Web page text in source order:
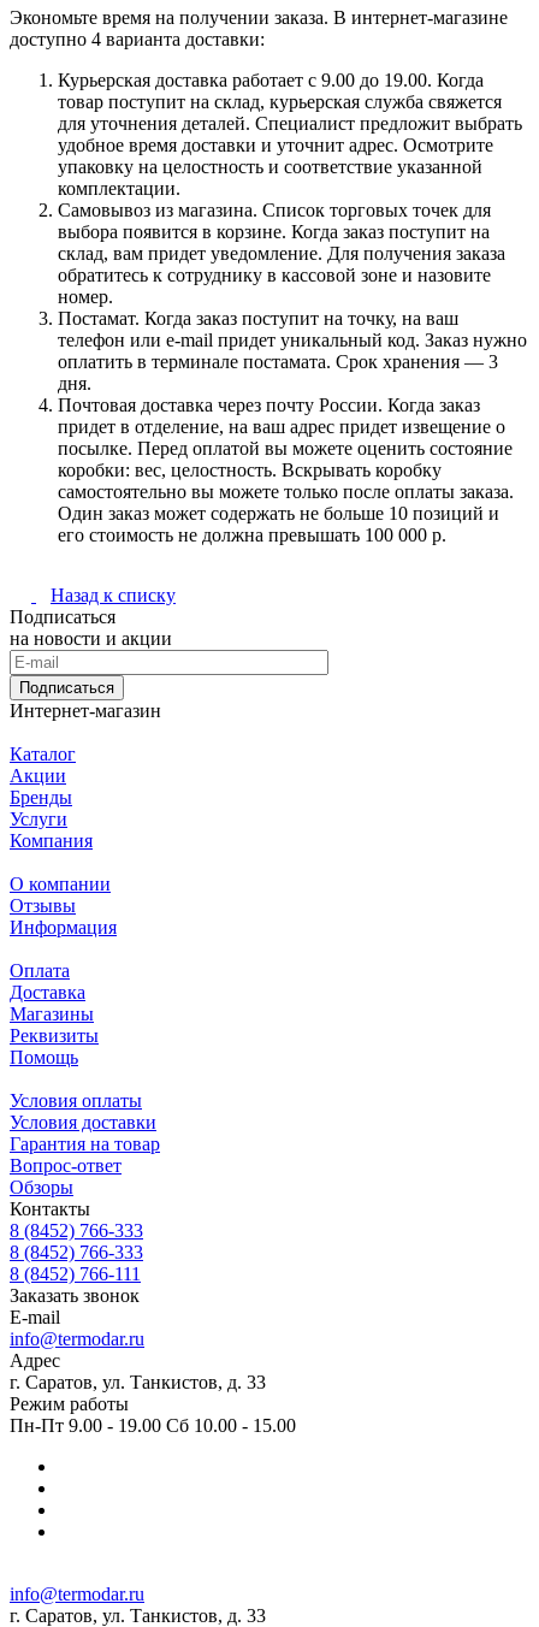
Экономьте время на получении заказа. В интернет-магазине
доступно 4 варианта доставки:
Курьерская доставка работает с 9.00 до 19.00. Когда
товар поступит на склад, курьерская служба свяжется
для уточнения деталей. Специалист предложит выбрать
удобное время доставки и уточнит адрес. Осмотрите
упаковку на целостность и соответствие указанной
комплектации.
Самовывоз из магазина. Список торговых точек для
выбора появится в корзине. Когда заказ поступит на
склад, вам придет уведомление. Для получения заказа
обратитесь к сотруднику в кассовой зоне и назовите
номер.
Постамат. Когда заказ поступит на точку, на ваш
телефон или e-mail придет уникальный код. Заказ нужно
оплатить в терминале постамата. Срок хранения — 3
дня.
Почтовая доставка через почту России. Когда заказ
придет в отделение, на ваш адрес придет извещение о
посылке. Перед оплатой вы можете оценить состояние
коробки: вес, целостность. Вскрывать коробку
самостоятельно вы можете только после оплаты заказа.
Один заказ может содержать не больше 10 позиций и
его стоимость не должна превышать 100 000 р.
Назад к списку
Подписаться
на новости и акции
Подписаться
Интернет-магазин
Каталог
Акции
Бренды
Услуги
Компания
О компании
Отзывы
Информация
Оплата
Доставка
Магазины
Реквизиты
Помощь
Условия оплаты
Условия доставки
Гарантия на товар
Вопрос-ответ
Обзоры
Контакты
8 (8452) 766-333
8 (8452) 766-333
8 (8452) 766-111
Заказать звонок
E-mail
info@termodar.ru
Адрес
г. Саратов, ул. Танкистов, д. 33
Режим работы
Пн-Пт 9.00 - 19.00 Сб 10.00 - 15.00
info@termodar.ru
г. Саратов, ул. Танкистов, д. 33